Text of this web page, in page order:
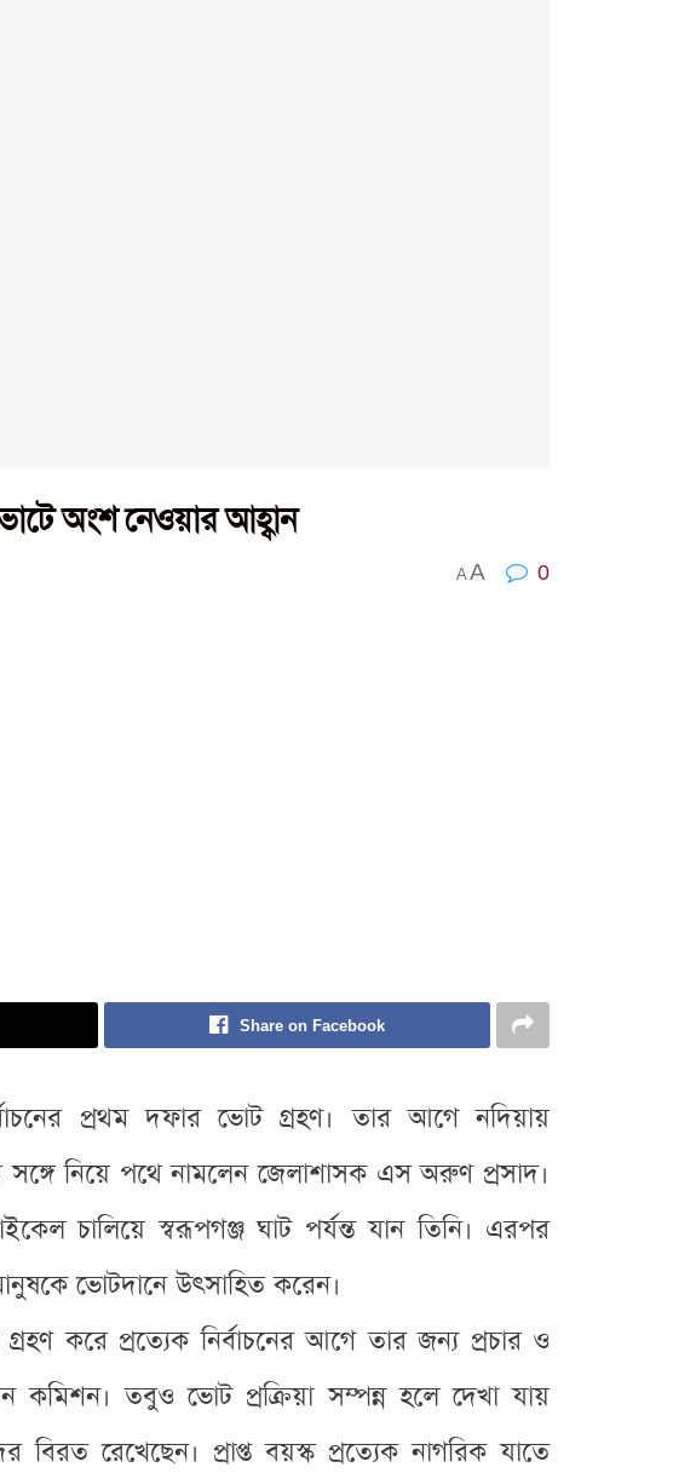
অংশ নেওয়ার আহ্বান
AA 0
Share on Facebook
প্রথম দফার ভোট গ্রহণ। তার আগে নদিয়ায়
নিয়ে পথে নামলেন জেলাশাসক এস অরুণ প্রসাদ।
চালিয়ে স্বরূপগঞ্জ ঘাট পর্যন্ত যান তিনি। এরপর
ভোটদানে উৎসাহিত করেন।
করে প্রত্যেক নির্বাচনের আগে তার জন্য প্রচার ও
কমিশন। তবুও ভোট প্রক্রিয়া সম্পন্ন হলে দেখা যায়
রেখেছেন। প্রাপ্ত বয়স্ক প্রত্যেক নাগরিক যাতে